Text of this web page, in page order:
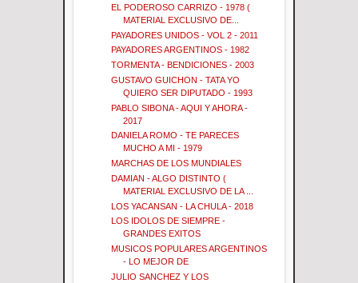
EL PODEROSO CARRIZO - 1978 (
MATERIAL EXCLUSIVO DE...
PAYADORES UNIDOS - VOL 2 - 2011
PAYADORES ARGENTINOS - 1982
TORMENTA - BENDICIONES - 2003
GUSTAVO GUICHON - TATA YO
QUIERO SER DIPUTADO - 1993
PABLO SIBONA - AQUI Y AHORA -
2017
DANIELA ROMO - TE PARECES
MUCHO A MI - 1979
MARCHAS DE LOS MUNDIALES
DAMIAN - ALGO DISTINTO (
MATERIAL EXCLUSIVO DE LA ...
LOS YACANSAN - LA CHULA - 2018
LOS IDOLOS DE SIEMPRE -
GRANDES EXITOS
MUSICOS POPULARES ARGENTINOS
- LO MEJOR DE
JULIO SANCHEZ Y LOS